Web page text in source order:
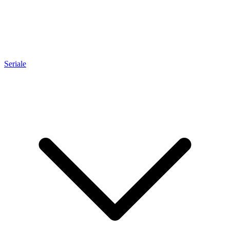
Seriale